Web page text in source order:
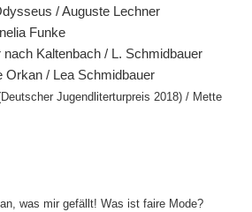
/ Auguste Lechner
Funke
Kaltenbach / L. Schmidbauer
Orkan / Lea Schmidbauer
Jugendliterturpreis 2018) / Mette
was mir gefällt! Was ist faire Mode?